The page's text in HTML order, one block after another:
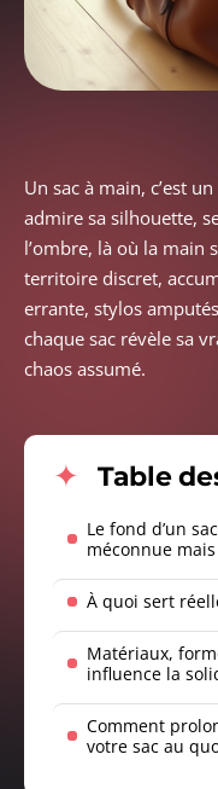
Un sac à main, c’est
admire sa silhouette,
l’ombre, là où la main
territoire discret,
errante, stylos
chaque sac révèle sa
chaos assumé.
Table
Le fond d’un
méconnue
À quoi sert
Matériaux,
influence la
Comment
votre sac au